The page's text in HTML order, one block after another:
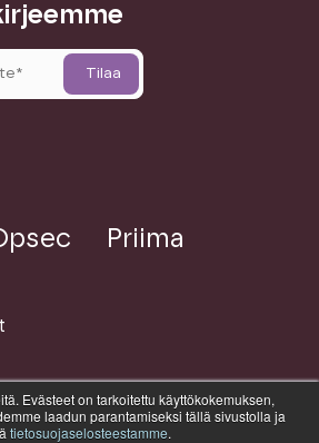
Evästeet on tarkoitettu käyttökokemuksen,
laadun parantamiseksi tällä sivustolla ja
tietosuojaselosteestamme.
Priima
Rauhala-konsernia